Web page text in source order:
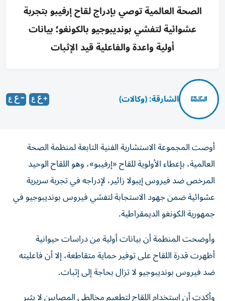
الصحة العالمية توصي بإدراج لقاح إرفيبو بتجربة
عشوائية لتفشي بونديبوجيو بالكونغو؛ بيانات
أولية واعدة والفاعلية قيد الإثبات
الشارقة: (وكالات)
أوصت المجموعة الاستشارية الفنية التابعة لمنظمة الصحة
العالمية، بإعطاء الأولوية للقاح «إرفيبو»، وهو اللقاح الوحيد
المرخص ضد فيروس إيبولا زائير، لإدراجه في تجربة سريرية
عشوائية ضمن جهود الاستجابة لتفشي فيروس بونديبوجيو في
جمهورية الكونغو الديمقراطية.
وأوضحت المنظمة أن بيانات أولية من دراسات حيوانية
أظهرت قدرة اللقاح على توفير حماية متقاطعة، إلا أن فاعليته
ضد فيروس بونديبوجيو لا تزال بحاجة إلى إثبات.